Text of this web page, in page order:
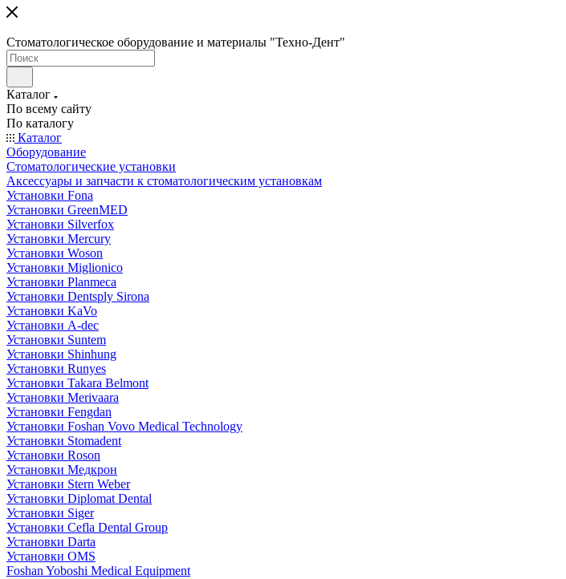
Стоматологическое оборудование и материалы "Техно-Дент"
Каталог
По всему сайту
По каталогу
Каталог
Оборудование
Стоматологические установки
Аксессуары и запчасти к стоматологическим установкам
Установки Fona
Установки GreenMED
Установки Silverfox
Установки Mercury
Установки Woson
Установки Miglionico
Установки Planmeca
Установки Dentsply Sirona
Установки KaVo
Установки A-dec
Установки Suntem
Установки Shinhung
Установки Runyes
Установки Takara Belmont
Установки Merivaara
Установки Fengdan
Установки Foshan Vovo Medical Technology
Установки Stomadent
Установки Roson
Установки Медкрон
Установки Stern Weber
Установки Diplomat Dental
Установки Siger
Установки Cefla Dental Group
Установки Darta
Установки OMS
Foshan Yoboshi Medical Equipment